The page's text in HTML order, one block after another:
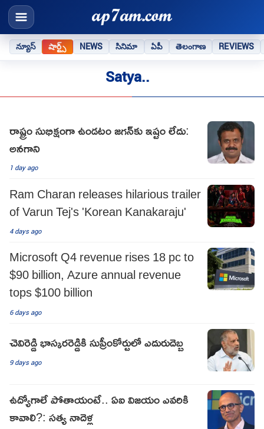
న్యూస్ షార్ట్స్ NEWS సినిమా ఏపీ తెలంగాణ REVIEWS
Satya..
రాష్ట్రం సుభిక్షంగా ఉండటం జగన్‌కు ఇష్టం లేదు:
అనగాని
1 day ago
Ram Charan releases hilarious trailer
of Varun Tej's 'Korean Kanakaraju'
4 days ago
Microsoft Q4 revenue rises 18 pc to
$90 billion, Azure annual revenue
tops $100 billion
6 days ago
చెవిరెడ్డి భాస్కరరెడ్డికి సుప్రీంకోర్టులో ఎదురుదెబ్బ
9 days ago
ఉద్యోగాలే పోతాయంటే.. ఏఐ విజయం ఎవరికి
కావాలి?: సత్య నాదెళ్ల